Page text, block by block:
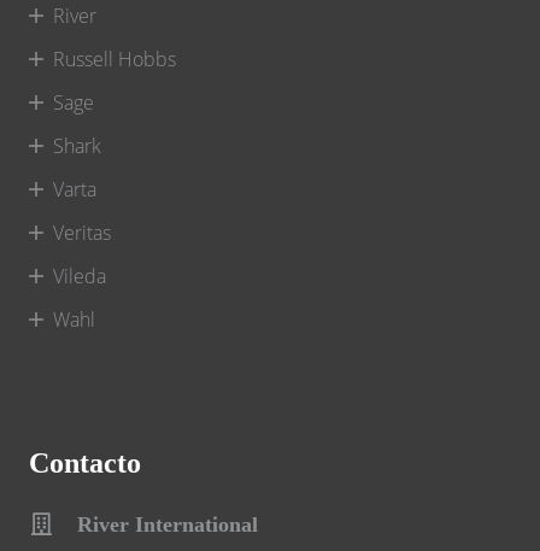
River
Russell Hobbs
Sage
Shark
Varta
Veritas
Vileda
Wahl
Contacto
River International